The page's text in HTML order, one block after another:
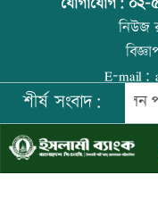
E-mail:
©২০২৬ |আপন দেশ
শীর্ষ সংবাদ:
গেলেন পররাষ্ট্র